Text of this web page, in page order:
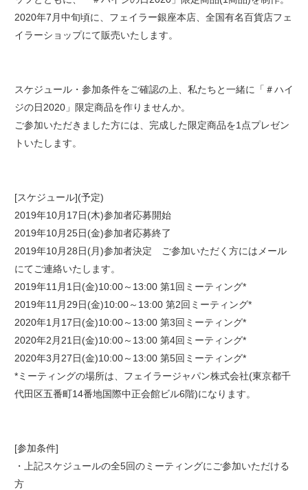
2020年7月中旬頃に、フェイラー銀座本店、全国有名百貨店フェ
イラーショップにて販売いたします。
スケジュール・参加条件をご確認の上、私たちと一緒に「＃ハイ
ジの日2020」限定商品を作りませんか。
ご参加いただきました方には、完成した限定商品を1点プレゼン
トいたします。
[スケジュール](予定)
2019年10月17日(木)参加者応募開始
2019年10月25日(金)参加者応募終了
2019年10月28日(月)参加者決定 ご参加いただく方にはメール
にてご連絡いたします。
2019年11月1日(金)10:00～13:00 第1回ミーティング*
2019年11月29日(金)10:00～13:00 第2回ミーティング*
2020年1月17日(金)10:00～13:00 第3回ミーティング*
2020年2月21日(金)10:00～13:00 第4回ミーティング*
2020年3月27日(金)10:00～13:00 第5回ミーティング*
*ミーティングの場所は、フェイラージャパン株式会社(東京都千
代田区五番町14番地国際中正会館ビル6階)になります。
[参加条件]
・上記スケジュールの全5回のミーティングにご参加いただける
方